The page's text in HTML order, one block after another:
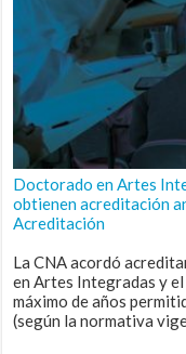
Doctorado en Artes
obtienen acreditación
Acreditación
La CNA acordó
en Artes Integradas y
máximo de años
(según la normativa